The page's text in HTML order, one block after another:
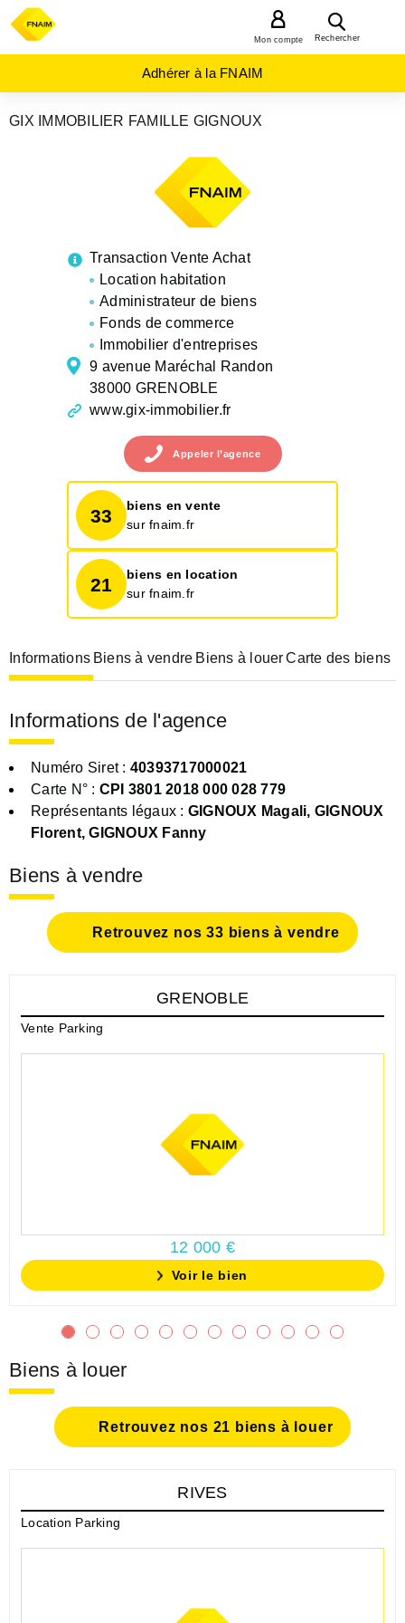
Rechercher
Mon compte
Adhérer à la FNAIM
GIX IMMOBILIER FAMILLE GIGNOUX
Transaction Vente Achat
Location habitation
Administrateur de biens
Fonds de commerce
Immobilier d'entreprises
9 avenue Maréchal Randon
38000 GRENOBLE
www.gix-immobilier.fr
Appeler l’agence
33
biens en vente
sur fnaim.fr
21
biens en location
sur fnaim.fr
Informations Biens à vendre Biens à louer Carte des biens
Informations de l'agence
Numéro Siret : 40393717000021
Carte N° : CPI 3801 2018 000 028 779
Représentants légaux : GIGNOUX Magali, GIGNOUX
Florent, GIGNOUX Fanny
Biens à vendre
Retrouvez nos 33 biens à vendre
GRENOBLE
Vente Parking
12 000 €
Voir le bien
Biens à louer
Retrouvez nos 21 biens à louer
RIVES
Location Parking